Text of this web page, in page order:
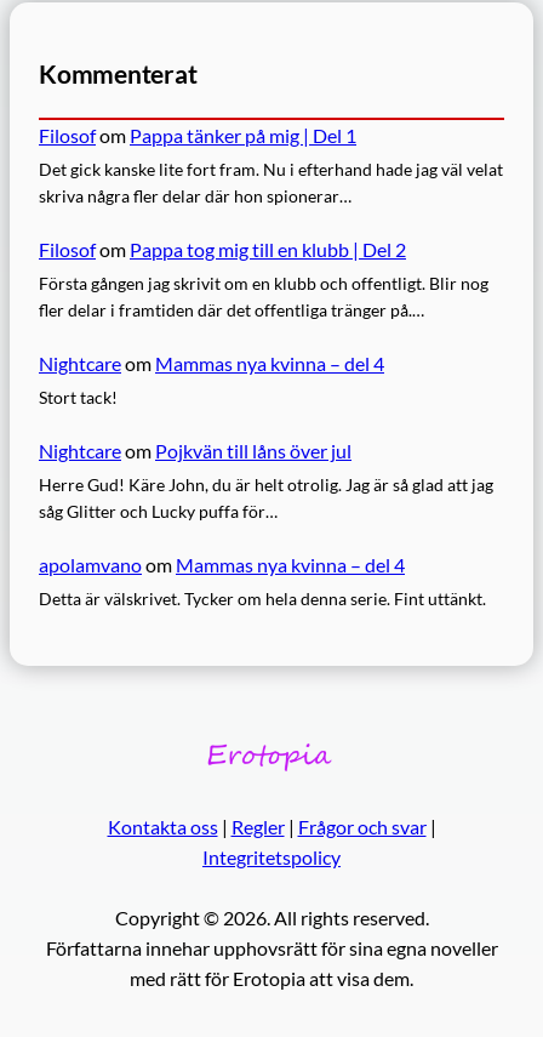
Kommenterat
Filosofom Pappa tänker på mig | Del 1
Det gick kanske lite fort fram. Nu i efterhand hade jag väl velat
skriva några fler delar där hon spionerar…
Filosofom Pappa tog mig till en klubb | Del 2
Första gången jag skrivit om en klubb och offentligt. Blir nog
fler delar i framtiden där det offentliga tränger på.…
Nightcareom Mammas nya kvinna – del 4
Stort tack!
Nightcareom Pojkvän till låns över jul
Herre Gud! Käre John, du är helt otrolig. Jag är så glad att jag
såg Glitter och Lucky puffa för…
apolamvanoom Mammas nya kvinna – del 4
Detta är välskrivet. Tycker om hela denna serie. Fint uttänkt.
Kontakta oss| Regler| Frågor och svar|
Integritetspolicy
Copyright © 2026. All rights reserved.
Författarna innehar upphovsrätt för sina egna noveller
med rätt för Erotopia att visa dem.